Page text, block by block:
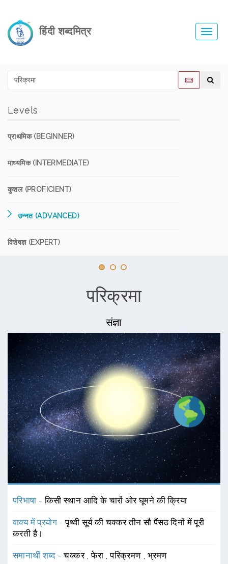
हिंदी शब्दमित्र
Levels
प्राथमिक (BEGINNER)
माध्यमिक (INTERMEDIATE)
कुशल (PROFICIENT)
उन्नत (ADVANCED)
विशेषज्ञ (EXPERT)
परिक्रमा
संज्ञा
परिभाषा -किसी स्थान आदि के चारों ओर घूमने की क्रिया
वाक्य में प्रयोग -पृथ्वी सूर्य की चक्कर तीन सौ पैंसठ दिनों में पूरी
करती है।
समानार्थी शब्द -चक्कर ,फेरा ,परिक्रमण , भ्रमण